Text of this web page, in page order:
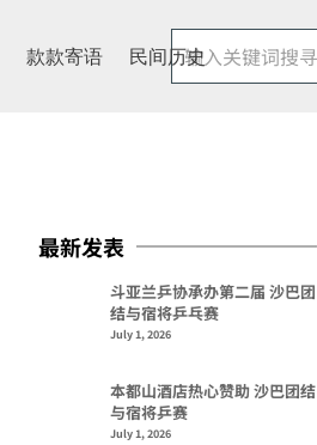
款款寄语 民间历史
最新发表
斗亚兰乒协承办第二届 沙巴团
结与宿将乒乓赛
July 1, 2026
本都山酒店热心赞助 沙巴团结
与宿将乒赛
July 1, 2026